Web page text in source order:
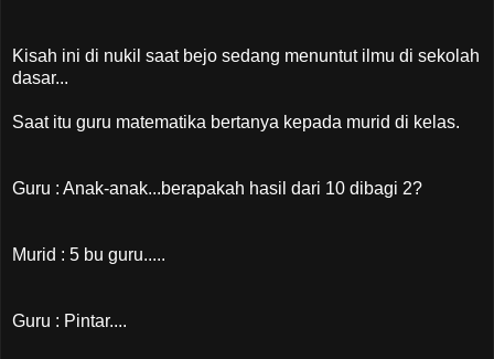
Kisah ini di nukil saat bejo sedang menuntut ilmu di sekolah
dasar...
Saat itu guru matematika bertanya kepada murid di kelas.
Guru : Anak-anak...berapakah hasil dari 10 dibagi 2?
Murid : 5 bu guru.....
Guru : Pintar....